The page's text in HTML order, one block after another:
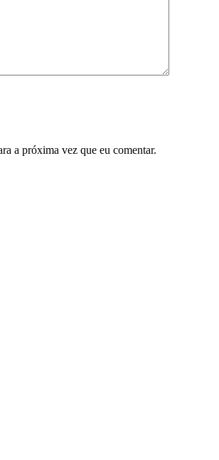
a próxima vez que eu comentar.